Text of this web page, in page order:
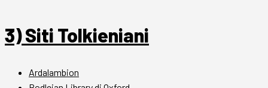
3) Siti Tolkieniani
Ardalambion